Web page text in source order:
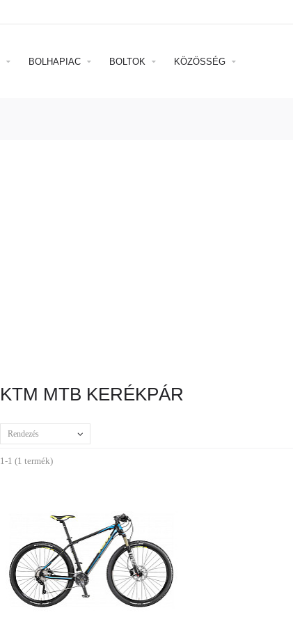
BOLHAPIAC BOLTOK KÖZÖSSÉG
KTM MTB KERÉKPÁR
Rendezés
1-1 (1 termék)